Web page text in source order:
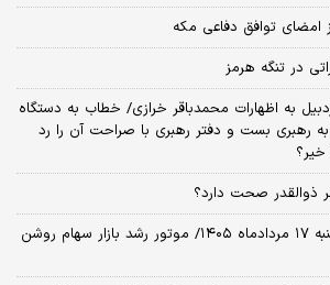
توافق دفاعی مکه
در تنگه هرمز
به اظهارات محمدباقر خرازی/ خطاب به دستگاه
بست و دفتر رهبری با صراحت آن را رد
خیر؟
ذوالقدر صحت دارد؟
پیش بینی بورس فردا شنبه ۱۷ مردادماه ۱۴۰۵/ موتور رشد بازار سهام روشن